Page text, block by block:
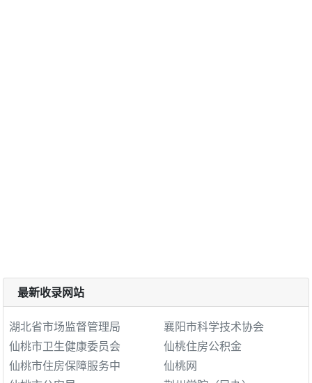
最新收录网站
湖北省市场监督管理局
襄阳市科学技术协会
仙桃市卫生健康委员会
仙桃住房公积金
仙桃市住房保障服务中
仙桃网